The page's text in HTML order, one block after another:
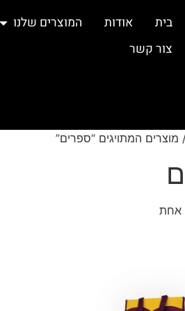
בית אודות
המוצרים שלנו
צור קשר
מוצרים המתויגים “ספרים”
אחת